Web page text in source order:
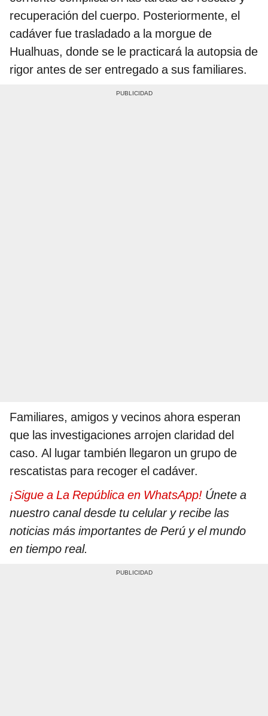
recuperación del cuerpo. Posteriormente, el
cadáver fue trasladado a la morgue de
Hualhuas, donde se le practicará la autopsia de
rigor antes de ser entregado a sus familiares.
Familiares, amigos y vecinos ahora esperan
que las investigaciones arrojen claridad del
caso. Al lugar también llegaron un grupo de
rescatistas para recoger el cadáver.
¡Sigue a La República en WhatsApp! Únete a
nuestro canal desde tu celular y recibe las
noticias más importantes de Perú y el mundo
en tiempo real.